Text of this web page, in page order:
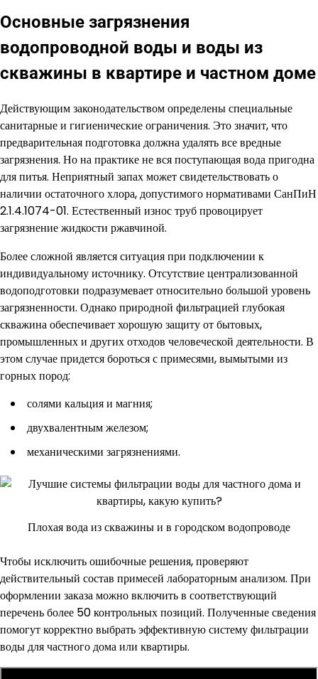
Основные загрязнения
водопроводной воды и воды из
скважины в квартире и частном доме
Действующим законодательством определены специальные
санитарные и гигиенические ограничения. Это значит, что
предварительная подготовка должна удалять все вредные
загрязнения. Но на практике не вся поступающая вода пригодна
для питья. Неприятный запах может свидетельствовать о
наличии остаточного хлора, допустимого нормативами СанПиН
2.1.4.1074-01. Естественный износ труб провоцирует
загрязнение жидкости ржавчиной.
Более сложной является ситуация при подключении к
индивидуальному источнику. Отсутствие централизованной
водоподготовки подразумевает относительно большой уровень
загрязненности. Однако природной фильтрацией глубокая
скважина обеспечивает хорошую защиту от бытовых,
промышленных и других отходов человеческой деятельности. В
этом случае придется бороться с примесями, вымытыми из
горных пород:
солями кальция и магния;
двухвалентным железом;
механическими загрязнениями.
Плохая вода из скважины и в городском водопроводе
Чтобы исключить ошибочные решения, проверяют
действительный состав примесей лабораторным анализом. При
оформлении заказа можно включить в соответствующий
перечень более 50 контрольных позиций. Полученные сведения
помогут корректно выбрать эффективную систему фильтрации
воды для частного дома или квартиры.